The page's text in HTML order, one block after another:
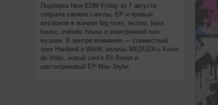
Подборка New EDM Friday за 7 августа
собрала свежие синглы, EP и превью
альбомов в жанрах big room, techno, bass
house, melodic house и электронной поп-
музыки. В центре внимания — совместный
трек Hardwell и W&W, релизы MEDUZA с Kevin
de Vries, новый сингл Eli Brown и
шеститрековый EP Max Styler.